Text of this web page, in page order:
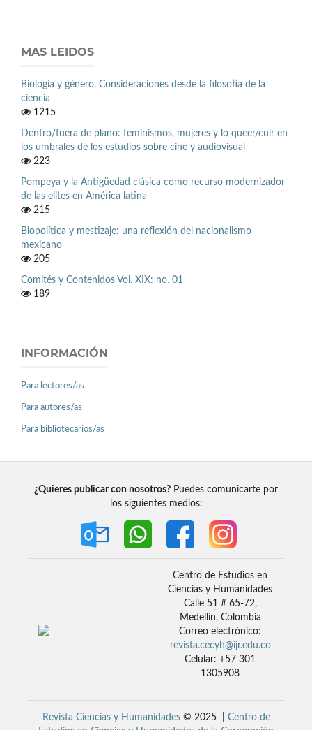
MAS LEIDOS
Biología y género. Consideraciones desde la filosofía de la
ciencia
1215
Dentro/fuera de plano: feminismos, mujeres y lo queer/cuir en
los umbrales de los estudios sobre cine y audiovisual
223
Pompeya y la Antigüedad clásica como recurso modernizador
de las elites en América latina
215
Biopolítica y mestizaje: una reflexión del nacionalismo
mexicano
205
Comités y Contenidos Vol. XIX: no. 01
189
INFORMACIÓN
Para lectores/as
Para autores/as
Para bibliotecarios/as
¿Quieres publicar con nosotros? Puedes comunicarte por
los siguientes medios:
Centro de Estudios en
Ciencias y Humanidades
Calle 51 # 65-72,
Medellín, Colombia
Correo electrónico:
revista.cecyh@ijr.edu.co
Celular: +57 301
1305908
Revista Ciencias y Humanidades© 2025 | Centro de